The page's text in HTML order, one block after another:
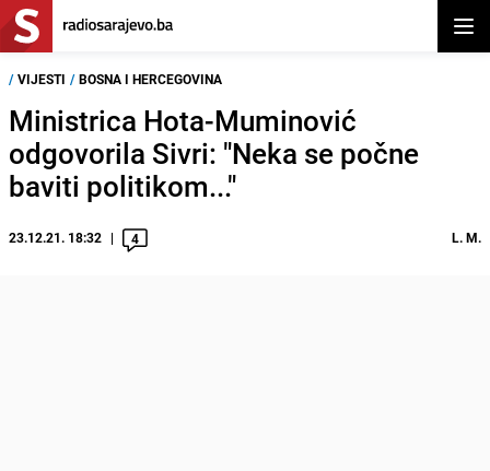
/ VIJESTI / BOSNA I HERCEGOVINA
Ministrica Hota-Muminović
odgovorila Sivri: "Neka se počne
baviti politikom..."
23.12.21. 18:32 4 L. M.